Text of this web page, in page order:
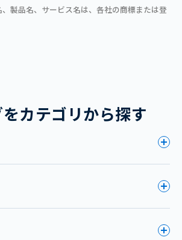
製品名、サービス名は、各社の商標または登
カテゴリから探す